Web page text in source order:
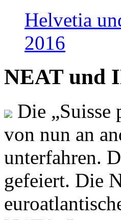
Helvetia
2016
NEAT und
Die
von nun an
unterfahren.
gefeiert. Die